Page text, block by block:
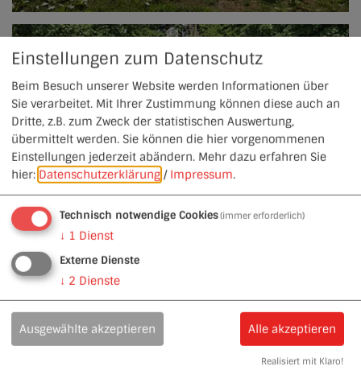
Einstellungen zum Datenschutz
Beim Besuch unserer Website werden Informationen über
Sie verarbeitet. Mit Ihrer Zustimmung können diese auch an
Dritte, z.B. zum Zweck der statistischen Auswertung,
übermittelt werden. Sie können die hier vorgenommenen
Einstellungen jederzeit abändern. Mehr dazu erfahren Sie
hier: Datenschutzerklärung / Impressum.
Technisch notwendige Cookies(immer erforderlich)
↓ 1 Dienst
Externe Dienste
↓ 2 Dienste
Ausgewählte akzeptieren Alle akzeptieren
Realisiert mit Klaro!